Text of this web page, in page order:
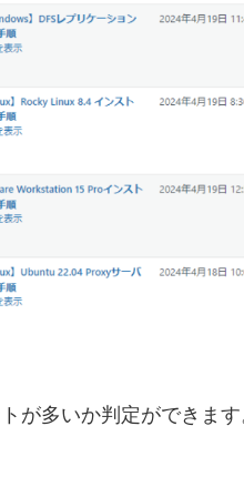
が多いか判定ができます